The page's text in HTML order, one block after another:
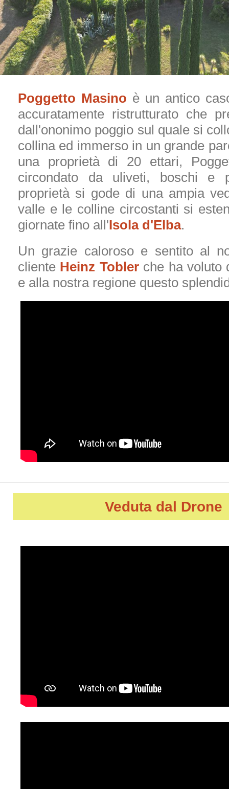
Poggetto Masino è un antico
accuratamente ristrutturato che
dall'ononimo poggio sul quale si
collina ed immerso in un grande
una proprietà di 20 ettari,
circondato da uliveti, boschi e
proprietà si gode di una ampia
valle e le colline circostanti si
giornate fino all'Isola d'Elba.
Un grazie caloroso e sentito al
cliente Heinz Toblerche ha voluto
e alla nostra regione questo
Veduta dal Drone